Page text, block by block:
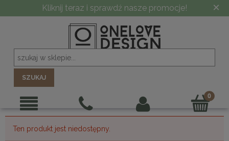
Kliknij teraz i sprawdź nasze promocje! ×
SZUKAJ
Ten produkt jest niedostępny.